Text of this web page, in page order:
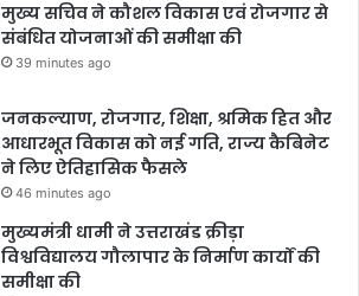
मुख्य सचिव ने कौशल विकास एवं रोजगार से
संबंधित योजनाओं की समीक्षा की
39 minutes ago
जनकल्याण, रोजगार, शिक्षा, श्रमिक हित और
आधारभूत विकास को नई गति, राज्य कैबिनेट
ने लिए ऐतिहासिक फैसले
46 minutes ago
मुख्यमंत्री धामी ने उत्तराखंड क्रीड़ा
विश्वविद्यालय गौलापार के निर्माण कार्यों की
समीक्षा की